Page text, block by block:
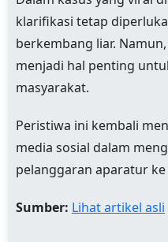
klarifikasi tetap
berkembang liar.
menjadi hal penting
masyarakat.
Peristiwa ini kembali
media sosial dalam
pelanggaran aparatur
Sumber: Lihat artikel asli